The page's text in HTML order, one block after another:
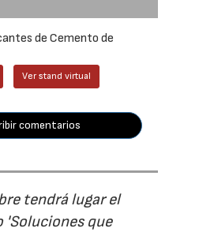
de Cemento de
Ver stand virtual
comentarios
tendrá lugar el
'Soluciones que